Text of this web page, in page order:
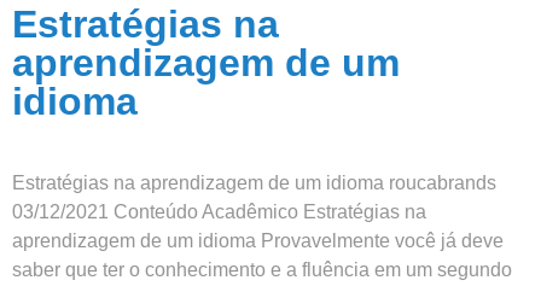
Estratégias na
aprendizagem de um
idioma
Estratégias na aprendizagem de um idioma roucabrands
03/12/2021 Conteúdo Acadêmico Estratégias na
aprendizagem de um idioma Provavelmente você já deve
saber que ter o conhecimento e a fluência em um segundo